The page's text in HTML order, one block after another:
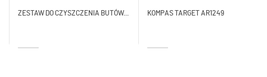
ZESTAW DO CZYSZCZENIA BUTÓW... KOMPAS TARGET AR1249